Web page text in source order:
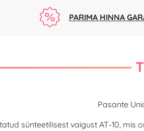
PARIMA HINNA
Pasante
sünteetilisest vaigust AT-10, mis